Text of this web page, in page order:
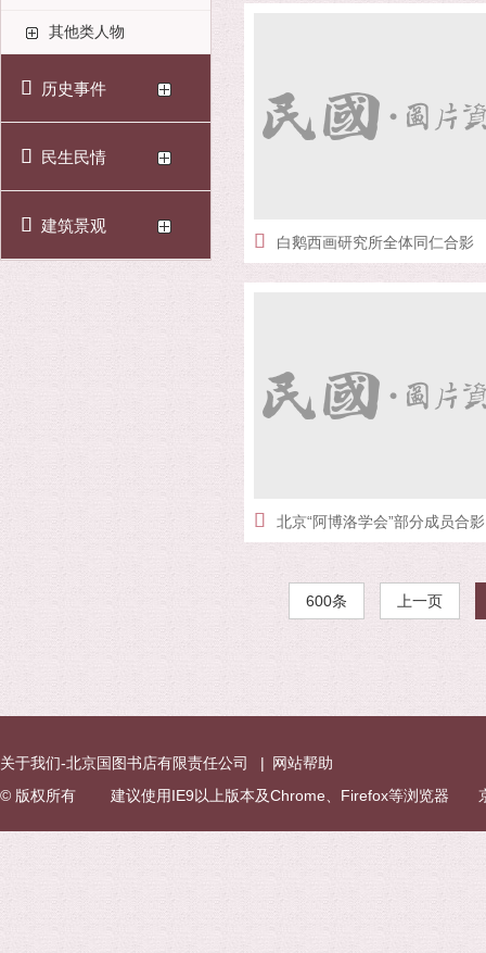
其他类人物
历史事件
民生民情
建筑景观
白鹅西画研究所全体同仁合影
北京“阿博洛学会”部分成员合影
600条 上一页
关于我们-北京国图书店有限责任公司 | 网站帮助
© 版权所有 建议使用IE9以上版本及Chrome、Firefox等浏览器